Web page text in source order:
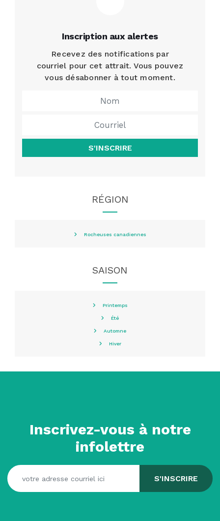
Inscription aux alertes
Recevez des notifications par
courriel pour cet attrait. Vous pouvez
vous désabonner à tout moment.
S'INSCRIRE
RÉGION
Rocheuses canadiennes
SAISON
Printemps
Été
Automne
Hiver
Inscrivez-vous à notre
infolettre